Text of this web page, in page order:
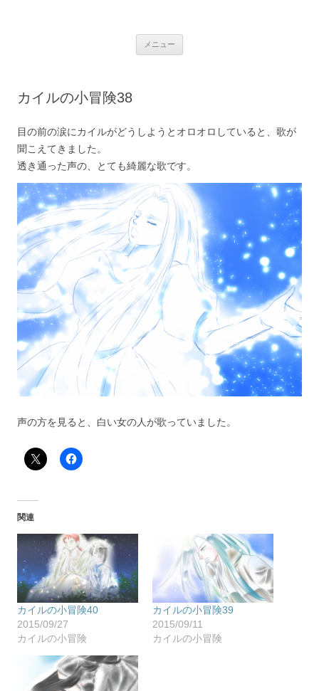
メニュー
プ
カイルの小冒険38
目の前の涙にカイルがどうしようとオロオロしていると、歌が
聞こえてきました。
透き通った声の、とても綺麗な歌です。
声の方を見ると、白い女の人が歌っていました。
関連
カイルの小冒険40
2015/09/27
カイルの小冒険
カイルの小冒険39
2015/09/11
カイルの小冒険